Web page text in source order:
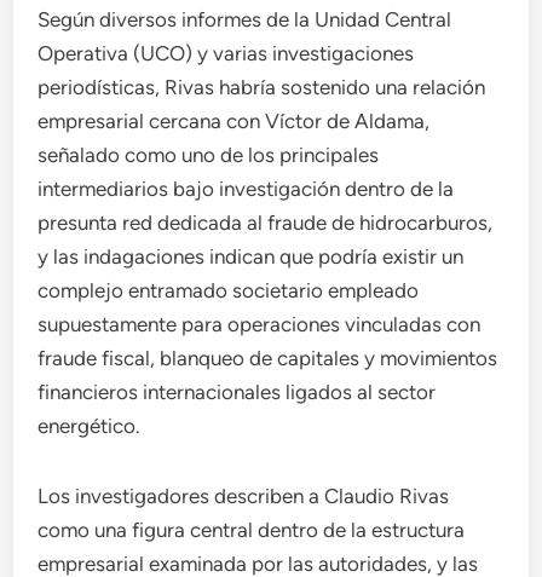
Según diversos informes de la Unidad Central
Operativa (UCO) y varias investigaciones
periodísticas, Rivas habría sostenido una relación
empresarial cercana con Víctor de Aldama,
señalado como uno de los principales
intermediarios bajo investigación dentro de la
presunta red dedicada al fraude de hidrocarburos,
y las indagaciones indican que podría existir un
complejo entramado societario empleado
supuestamente para operaciones vinculadas con
fraude fiscal, blanqueo de capitales y movimientos
financieros internacionales ligados al sector
energético.
Los investigadores describen a Claudio Rivas
como una figura central dentro de la estructura
empresarial examinada por las autoridades, y las